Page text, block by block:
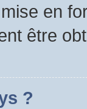
en
être
?